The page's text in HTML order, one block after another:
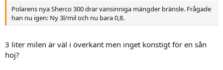
Polarens nya Sherco 300 drar vansinniga mängder bränsle. Frågade
han nu igen: Ny 3l/mil och nu bara 0,8.
3 liter milen är väl i överkant men inget konstigt för en sån
hoj?